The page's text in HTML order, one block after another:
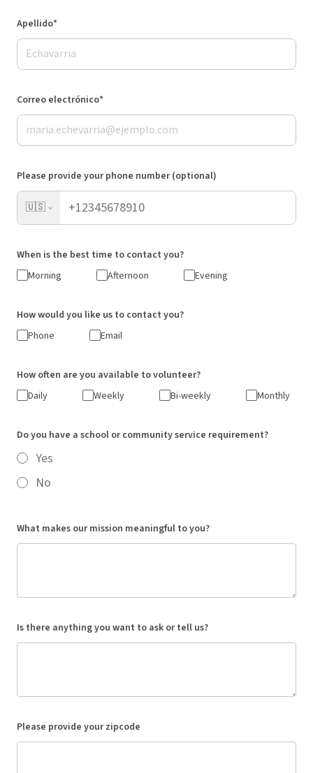
Apellido*
Correo electrónico*
Please provide your phone number (optional)
🇺🇸
When is the best time to contact you?
Morning
Afternoon Evening
How would you like us to contact you?
Phone
Email
How often are you available to volunteer?
Daily
Weekly Bi-weekly Monthly
Do you have a school or community service requirement?
Yes
No
What makes our mission meaningful to you?
Is there anything you want to ask or tell us?
Please provide your zipcode